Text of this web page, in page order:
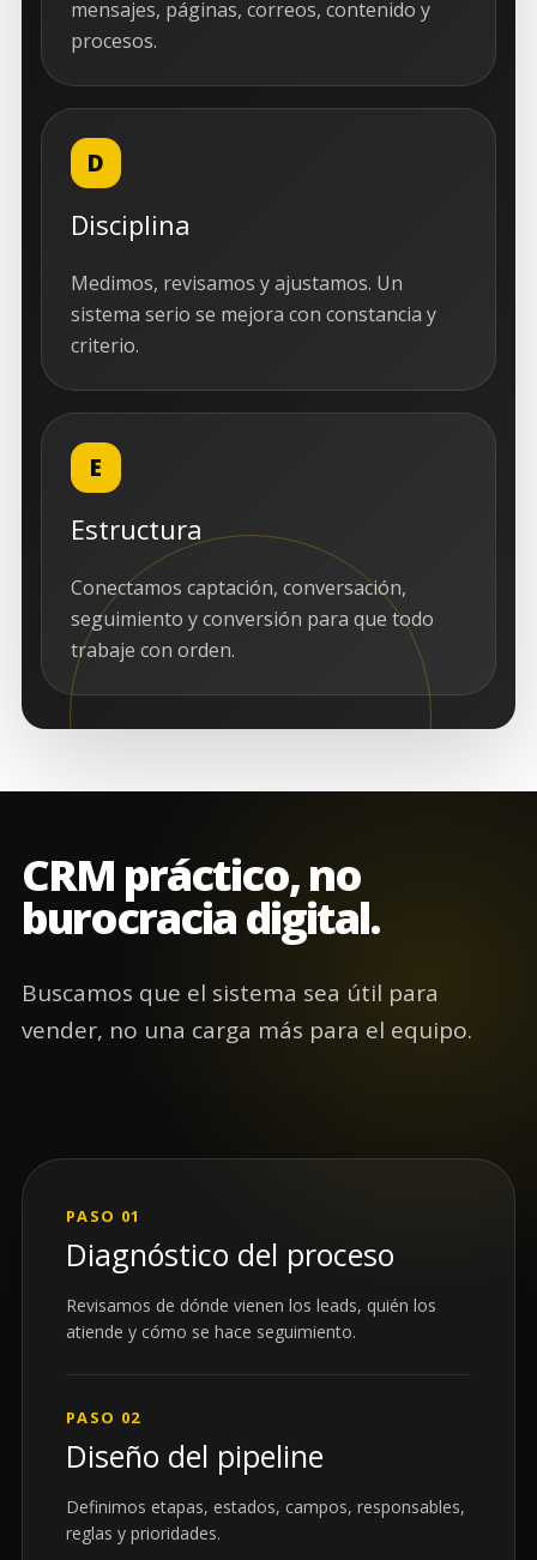
mensajes, páginas, correos, contenido y
procesos.
D
Disciplina
Medimos, revisamos y ajustamos. Un
sistema serio se mejora con constancia y
criterio.
E
Estructura
Conectamos captación, conversación,
seguimiento y conversión para que todo
trabaje con orden.
CRM práctico, no
burocracia digital.
Buscamos que el sistema sea útil para
vender, no una carga más para el equipo.
PASO 01
Diagnóstico del proceso
Revisamos de dónde vienen los leads, quién los
atiende y cómo se hace seguimiento.
PASO 02
Diseño del pipeline
Definimos etapas, estados, campos, responsables,
reglas y prioridades.